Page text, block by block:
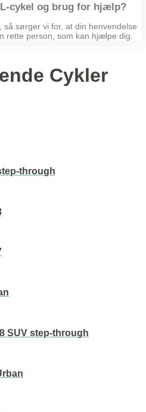
cykel og brug for hjælp?
, så sørger vi for, at din henvendelse
rette person, som kan hjælpe dig.
Cykler
through
SUV step-through